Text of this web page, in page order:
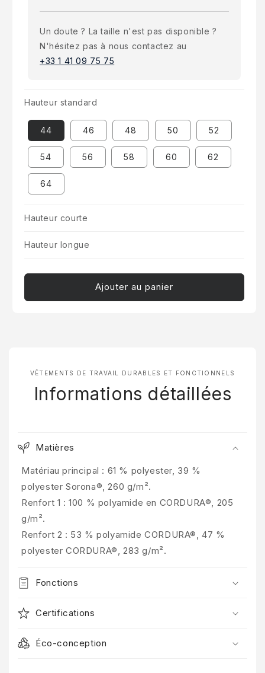
Un doute ? La taille n'est pas disponible ?
N'hésitez pas à nous contactez au
+33 1 41 09 75 75
Hauteur standard
44 46 48 50 52
54 56 58 60 62
64
Hauteur courte
Hauteur longue
Ajouter au panier
VÊTEMENTS DE TRAVAIL DURABLES ET FONCTIONNELS
Informations détaillées
Matières
Matériau principal : 61 % polyester, 39 %
polyester Sorona®, 260 g/m².
Renfort 1 : 100 % polyamide en CORDURA®, 205
g/m².
Renfort 2 : 53 % polyamide CORDURA®, 47 %
polyester CORDURA®, 283 g/m².
Fonctions
Certifications
Éco-conceptionRÉDUCTION